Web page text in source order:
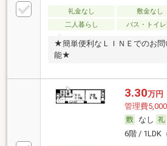
礼金なし 敷金なし
二人暮らし
バス・トイレ
★簡単便利なＬＩＮＥでのお問
能★
3.30万円
管理費
なし
6階 / 1LDK